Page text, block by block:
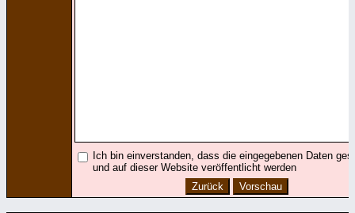
Ich bin einverstanden, dass die eingegebenen Daten
und auf dieser Website veröffentlicht werden